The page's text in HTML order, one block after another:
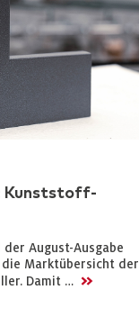
Kunststoff-
August-Ausgabe
Marktübersicht der
Damit … >>